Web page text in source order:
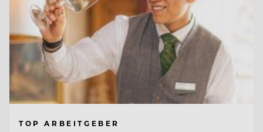
TOP ARBEITGEBER